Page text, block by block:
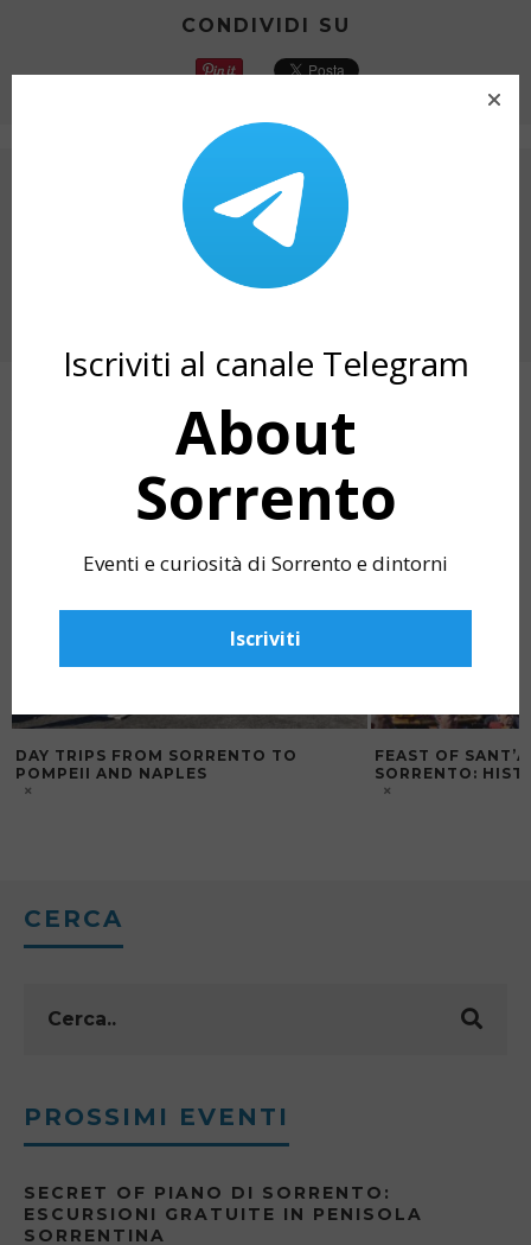
CONDIVIDI SU
ARTICOLO PRECEDENTE
A PIANO DI SORRENTO “ITINERARIO SONORO
2025”
PROSSIMO ARTICOLO
ARTICOLI CORRELATI
DAY TRIPS FROM SORRENTO TO
POMPEII AND NAPLES
FEAST OF
SORRENTO:
CERCA
PROSSIMI EVENTI
SECRET OF PIANO DI SORRENTO:
ESCURSIONI GRATUITE IN PENISOLA
SORRENTINA
Iscriviti al canale Telegram
About
Sorrento
Eventi e curiosità di Sorrento e dintorni
Iscriviti